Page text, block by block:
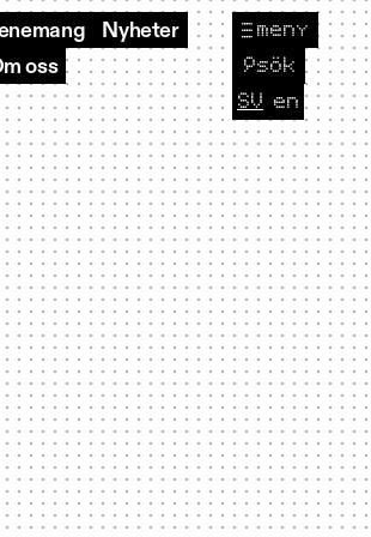
Nyheter
oss
meny
🔎sök
CURRENT
SV Byt
en